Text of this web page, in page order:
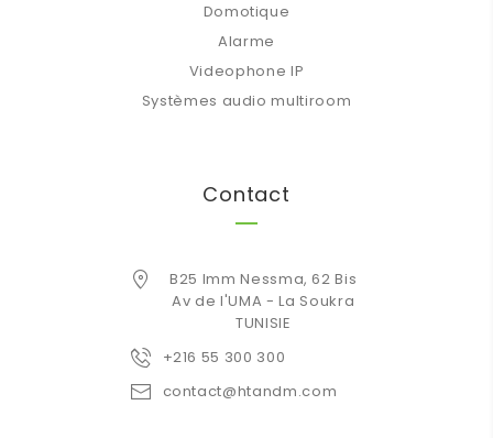
Domotique
Alarme
Videophone IP
Systèmes audio multiroom
Contact
B25 Imm Nessma, 62 Bis
Av de l'UMA - La Soukra
TUNISIE
+216 55 300 300
contact@htandm.com